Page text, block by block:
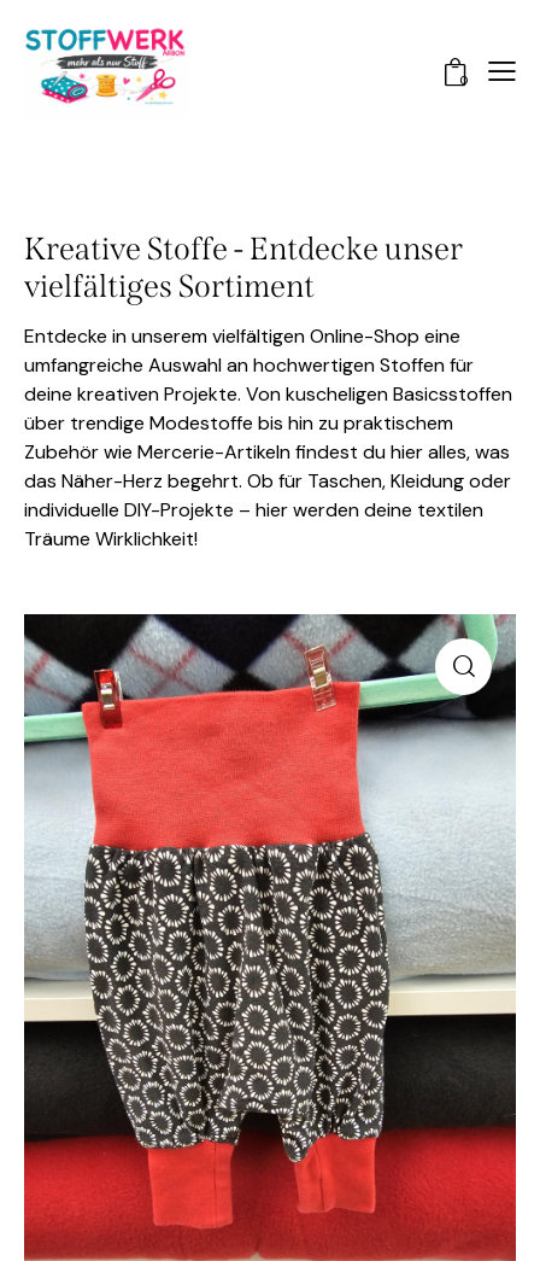
0
Kreative Stoffe - Entdecke unser
vielfältiges Sortiment
Entdecke in unserem vielfältigen Online-Shop eine
umfangreiche Auswahl an hochwertigen Stoffen für
deine kreativen Projekte. Von kuscheligen Basicsstoffen
über trendige Modestoffe bis hin zu praktischem
Zubehör wie Mercerie-Artikeln findest du hier alles, was
das Näher-Herz begehrt. Ob für Taschen, Kleidung oder
individuelle DIY-Projekte – hier werden deine textilen
Träume Wirklichkeit!